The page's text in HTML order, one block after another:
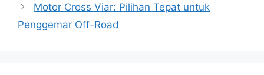
Motor Cross Viar: Pilihan Tepat untuk
Penggemar Off-Road